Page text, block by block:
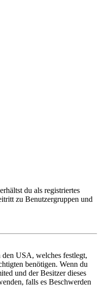
du als registriertes
zu Benutzergruppen und
USA, welches festlegt,
benötigen. Wenn du
und der Besitzer dieses
falls es Beschwerden